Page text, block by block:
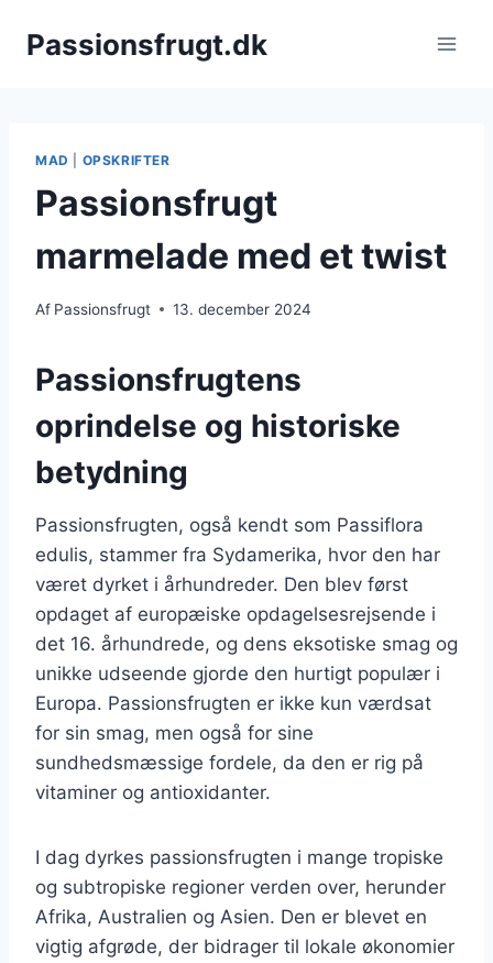
Passionsfrugt.dk
MAD OPSKRIFTER
Passionsfrugt
marmelade med et twist
Af Passionsfrugt 13. december 2024
Passionsfrugtens
oprindelse og historiske
betydning
Passionsfrugten, også kendt som Passiflora
edulis, stammer fra Sydamerika, hvor den har
været dyrket i århundreder. Den blev først
opdaget af europæiske opdagelsesrejsende i
det 16. århundrede, og dens eksotiske smag og
unikke udseende gjorde den hurtigt populær i
Europa. Passionsfrugten er ikke kun værdsat
for sin smag, men også for sine
sundhedsmæssige fordele, da den er rig på
vitaminer og antioxidanter.
I dag dyrkes passionsfrugten i mange tropiske
og subtropiske regioner verden over, herunder
Afrika, Australien og Asien. Den er blevet en
vigtig afgrøde, der bidrager til lokale økonomier